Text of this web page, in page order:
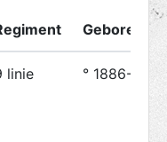
Geboren op
linie ° 1886-09-